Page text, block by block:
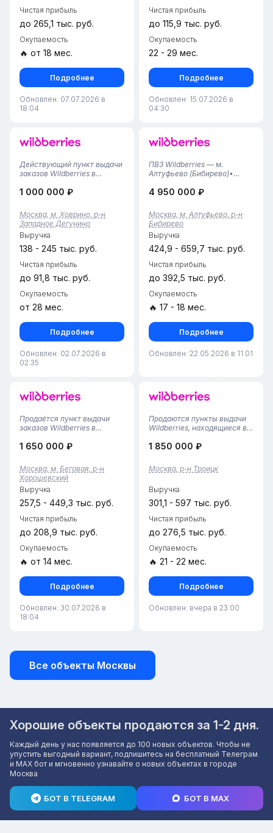
Чистая прибыль
до 265,1 тыс. руб.
Окупаемость
🔥 от 18 мес.
Подробнее
Обновлен: 07.07.2026 в
18:04
Чистая прибыль
до 115,9 тыс. руб.
Окупаемость
22 - 29 мес.
Подробнее
Обновлен: 15.07.2026 в
04:30
Действующий пункт выдачи
заказов Wildberries в
(Москва, м. Ховрино).
полностью налаженные
процессы — вход в готовый
бизнес без дополнительных
вложений. Чистая п...
1 000 000 ₽
Москва, м. Ховрино, р-н
Западное Дегунино
Выручка
138 - 245 тыс. руб.
Чистая прибыль
до 91,8 тыс. руб.
Окупаемость
от 28 мес.
Подробнее
Обновлен: 02.07.2026 в
02:35
ПВЗ Wildberries — м.
Алтуфьево (Бибирево)•
Бибирево, в шаговой
Алтуфьево.• Тариф: 4,44%.•
Статус: Молодой
прибыльный пункт с
активной динамикой роста
обо...
4 950 000 ₽
Москва, м. Алтуфьево, р-н
Бибирево
Выручка
424,9 - 659,7 тыс. руб.
Чистая прибыль
до 392,5 тыс. руб.
Окупаемость
🔥 17 - 18 мес.
Подробнее
Обновлен: 22.05.2026 в 11:01
Продаётся пункт выдачи
заказов Wildberries в
с наработанной клиентской
Wildberries в Москве. Пункт
успешно работает уже 4
года: процессы отлажены,
персо...
1 650 000 ₽
Москва, м. Беговая, р-н
Хорошевский
Выручка
257,5 - 449,3 тыс. руб.
Чистая прибыль
до 208,9 тыс. руб.
Окупаемость
🔥 от 14 мес.
Подробнее
Обновлен: 30.07.2026 в
18:04
Продаются пункты выдачи
Wildberries, находящиеся в
комплексе. Особенность
свободных коммерческих
помещений и слабое
районе, благодаря чему...
1 850 000 ₽
Москва, р-н Троицк
Выручка
301,1 - 597 тыс. руб.
Чистая прибыль
до 276,5 тыс. руб.
Окупаемость
🔥 21 - 22 мес.
Подробнее
Обновлен: вчера в 23:00
Все объекты Москвы
Хорошие объекты продаются за 1-2 дня.
Каждый день у нас появляется до 100 новых объектов. Чтобы не
упустить выгодный вариант, подпишитесь на бесплатный Телеграм
и MAX бот и мгновенно узнавайте о новых объектах в городе
Москва
БОТ В TELEGRAM БОТ В MAX